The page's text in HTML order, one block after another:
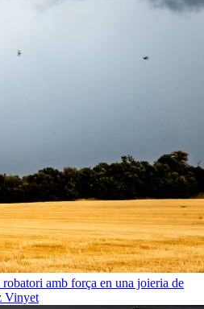
amb força en una joieria de
Vinyet